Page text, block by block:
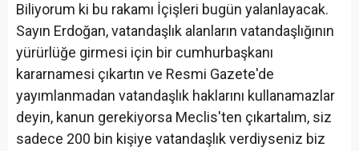
Biliyorum ki bu rakamı İçişleri bugün yalanlayacak.
Sayın Erdoğan, vatandaşlık alanların vatandaşlığının
yürürlüğe girmesi için bir cumhurbaşkanı
kararnamesi çıkartın ve Resmi Gazete'de
yayımlanmadan vatandaşlık haklarını kullanamazlar
deyin, kanun gerekiyorsa Meclis'ten çıkartalım, siz
sadece 200 bin kişiye vatandaşlık verdiyseniz biz